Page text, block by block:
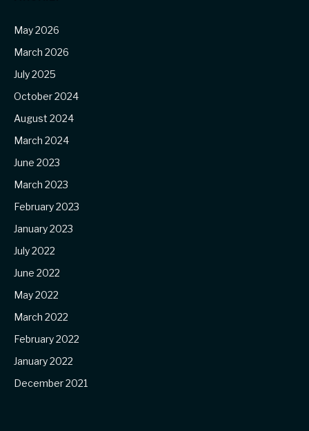
May 2026
March 2026
July 2025
October 2024
August 2024
March 2024
June 2023
March 2023
February 2023
January 2023
July 2022
June 2022
May 2022
March 2022
February 2022
January 2022
December 2021